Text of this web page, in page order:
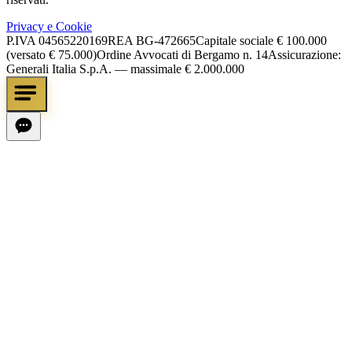
Privacy e Cookie
P.IVA 04565220169REA BG-472665Capitale sociale € 100.000
(versato € 75.000)Ordine Avvocati di Bergamo n. 14Assicurazione:
Generali Italia S.p.A. — massimale € 2.000.000